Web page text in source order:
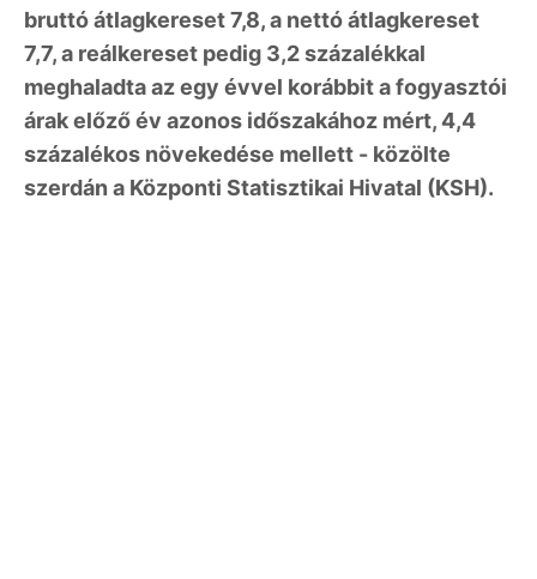
bruttó átlagkereset 7,8, a nettó átlagkereset
7,7, a reálkereset pedig 3,2 százalékkal
meghaladta az egy évvel korábbit a fogyasztói
árak előző év azonos időszakához mért, 4,4
százalékos növekedése mellett - közölte
szerdán a Központi Statisztikai Hivatal (KSH).